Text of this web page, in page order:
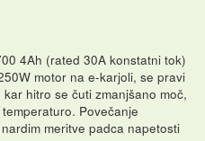
4Ah (rated 30A konstatni tok)
motor na e-karjoli, se pravi
hitro se čuti zmanjšano moč,
Povečanje
meritve padca napetosti